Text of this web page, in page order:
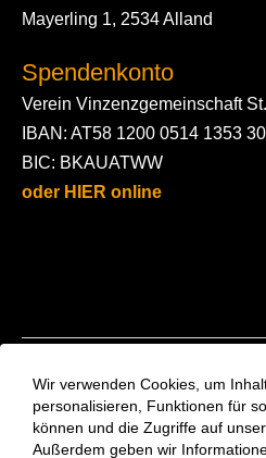
Mayerling 1, 2534 Alland
Spendenkonto
Verein Vinzenzgemeinschaft
IBAN: AT58 1200 0514 1353
BIC: BKAUATWW
oder HIER online
Kontakt
Aktuelles
VinziRast-Newsletter
Wir verwenden Cookies, um
personalisieren, Funktionen für
können und die Zugriffe auf
Außerdem geben wir